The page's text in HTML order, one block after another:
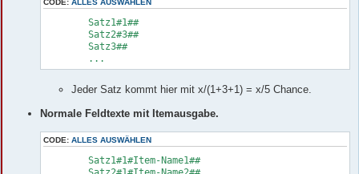
CODE: ALLES AUSWÄHLEN
	...
Jeder Satz kommt hier mit x/(1+3+1) = x/5 Chance.
Normale Feldtexte mit Itemausgabe.
CODE: ALLES AUSWÄHLEN